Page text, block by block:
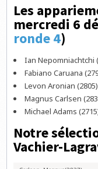
Les
mercredi 6
ronde 4)
Ian Nepomniachtchi
Fabiano Caruana
Levon Aronian
Magnus Carlsen
Michael Adams
Notre
Vachier-